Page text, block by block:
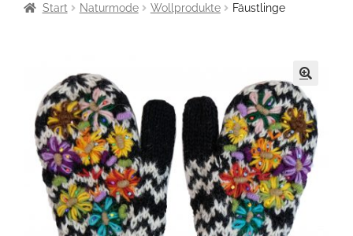
Start Naturmode Wollprodukte Fäustlinge
🔍